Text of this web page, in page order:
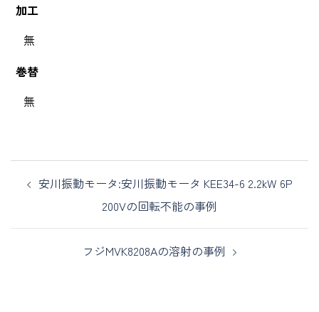
加工
無
巻替
無
安川振動モータ:安川振動モータ KEE34-6 2.2kW 6P
200Vの回転不能の事例
フジMVK8208Aの溶射の事例